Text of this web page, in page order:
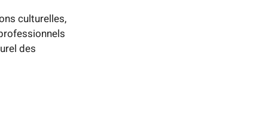
culturelles,
des